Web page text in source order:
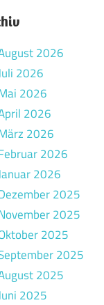
2026
2026
2026
2026
2026
2026
2026
2025
2025
2025
2025
2025
2025